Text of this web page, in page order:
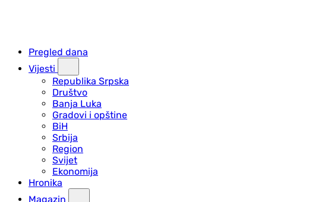
Pregled dana
Vijesti
Republika Srpska
Društvo
Banja Luka
Gradovi i opštine
BiH
Srbija
Region
Svijet
Ekonomija
Hronika
Magazin